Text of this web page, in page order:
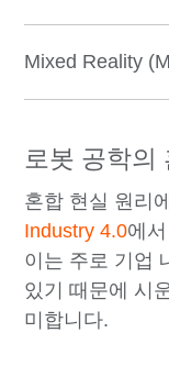
Mixed Reality
로봇 공학의
혼합 현실 원리
Industry 4.0에
이는 주로 기업
있기 때문에 시
미합니다.